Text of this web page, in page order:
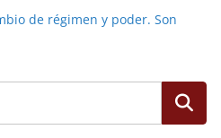
de régimen y poder. Son